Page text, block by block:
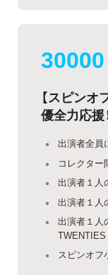
30000
【スピンオ
優全力応援
出演者全員
コレクター
出演者１人
出演者１人
出演者１人
TWENTIES
スピンオフ